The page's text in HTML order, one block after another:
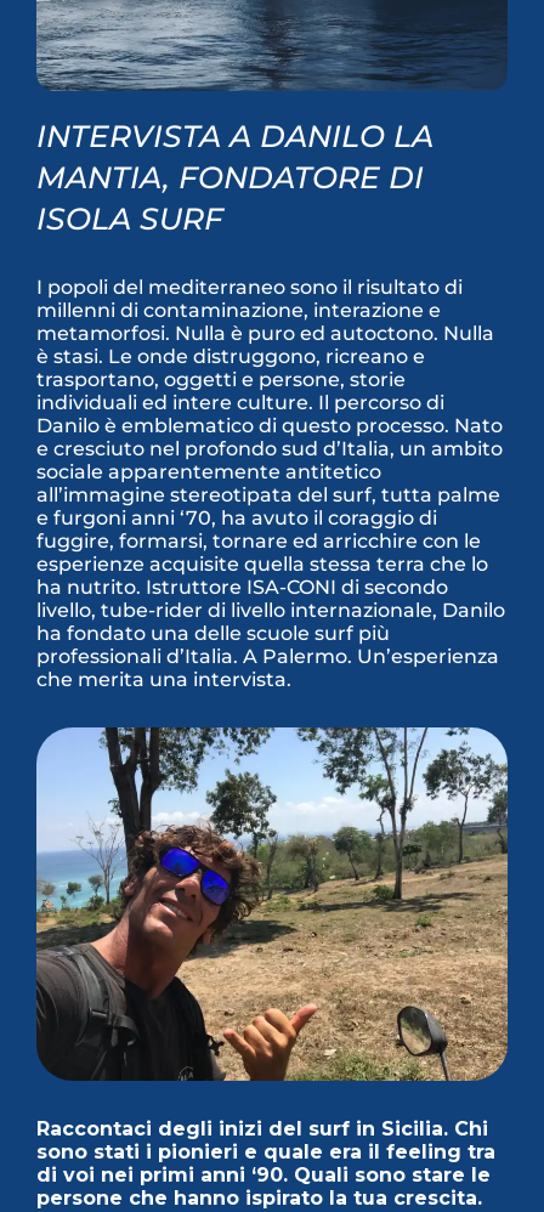
INTERVISTA A DANILO LA
MANTIA, FONDATORE DI
ISOLA SURF
I popoli del mediterraneo sono il risultato di
millenni di contaminazione, interazione e
metamorfosi. Nulla è puro ed autoctono. Nulla
è stasi. Le onde distruggono, ricreano e
trasportano, oggetti e persone, storie
individuali ed intere culture. Il percorso di
Danilo è emblematico di questo processo. Nato
e cresciuto nel profondo sud d’Italia, un ambito
sociale apparentemente antitetico
all’immagine stereotipata del surf, tutta palme
e furgoni anni ‘70, ha avuto il coraggio di
fuggire, formarsi, tornare ed arricchire con le
esperienze acquisite quella stessa terra che lo
ha nutrito. Istruttore ISA-CONI di secondo
livello, tube-rider di livello internazionale, Danilo
ha fondato una delle scuole surf più
professionali d’Italia. A Palermo. Un’esperienza
che merita una intervista.
Raccontaci degli inizi del surf in Sicilia. Chi
sono stati i pionieri e quale era il feeling tra
di voi nei primi anni ‘90. Quali sono stare le
persone che hanno ispirato la tua crescita.